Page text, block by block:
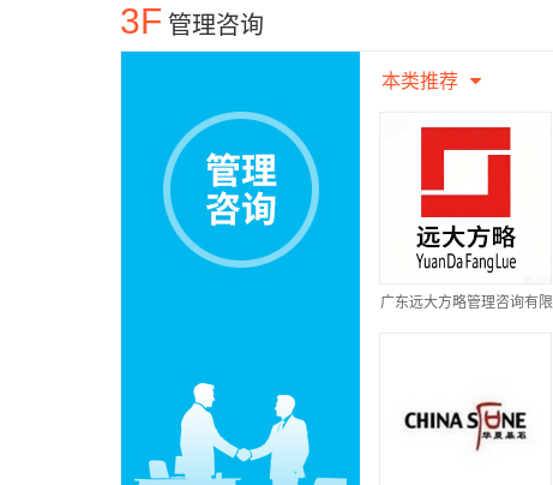
3F 管理咨询
本类推荐
广东远大方略管理咨询有限